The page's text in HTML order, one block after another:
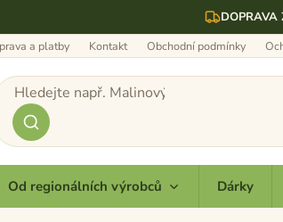
DOPRAVA
a platby Kontakt Obchodní podmínky
Od regionálních výrobců Dárky